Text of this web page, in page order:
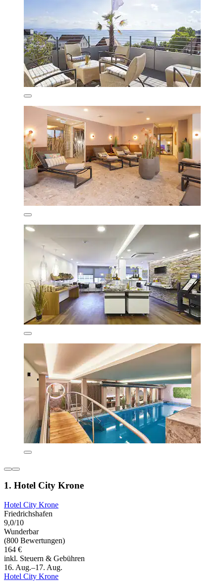
1. Hotel City Krone
Hotel City Krone
Friedrichshafen
9,0/10
Wunderbar
(800 Bewertungen)
164 €
inkl. Steuern & Gebühren
16. Aug.–17. Aug.
Hotel City Krone